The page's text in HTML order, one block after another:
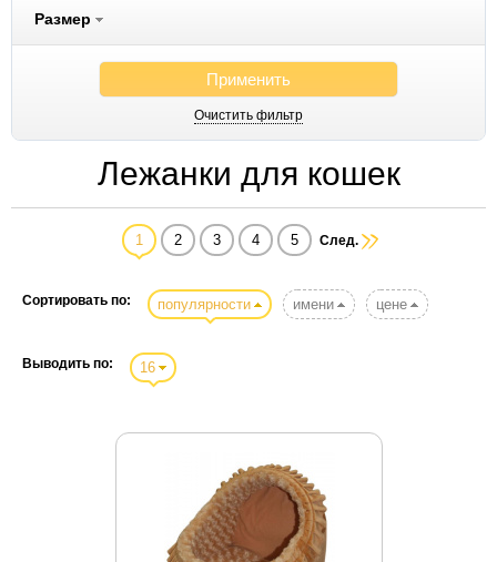
Размер
Применить
Очистить фильтр
Лежанки для кошек
1 2 3 4 5 След.
Сортировать по: популярности имени цене
Выводить по: 16